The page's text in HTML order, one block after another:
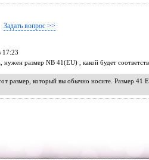
Задать вопрос >>
17:23
размер NB 41(EU) , какой будет
размер, который вы обычно носите. Размер 41